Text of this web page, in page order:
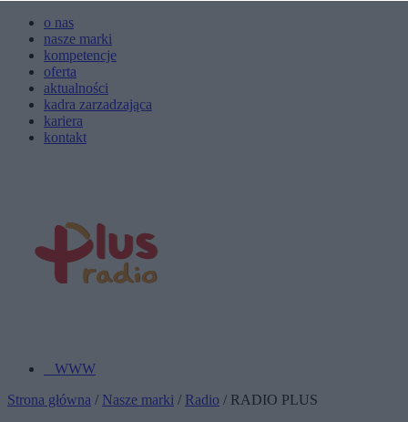
o nas
nasze marki
kompetencje
oferta
aktualności
kadra zarzadzająca
kariera
kontakt
WWW
Strona główna / Nasze marki / Radio / RADIO PLUS